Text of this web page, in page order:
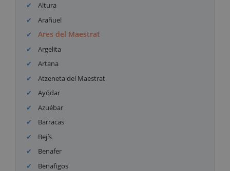
Altura
Arañuel
Ares del Maestrat
Argelita
Artana
Atzeneta del Maestrat
Ayódar
Azuébar
Barracas
Bejís
Benafer
Benafigos